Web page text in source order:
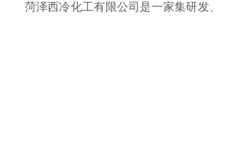
菏泽西冷化工有限公司是一家集研发、